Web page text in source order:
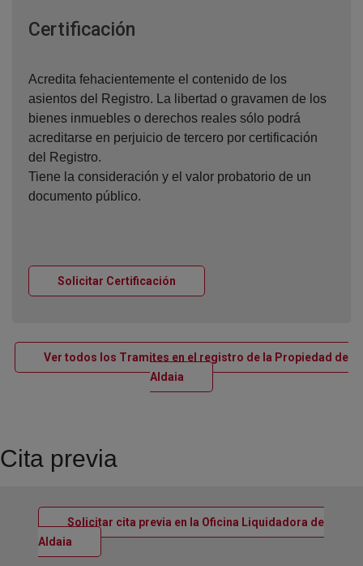
Certificación
Acredita fehacientemente el contenido de los
asientos del Registro. La libertad o gravamen de los
bienes inmuebles o derechos reales sólo podrá
acreditarse en perjuicio de tercero por certificación
del Registro.
Tiene la consideración y el valor probatorio de un
documento público.
Solicitar Certificación
Ver todos los Tramites en el registro de la Propiedad de
Aldaia Ventana nueva
Cita previa
Solicitar cita previa en la Oficina Liquidadora de
Aldaia Ventana nueva